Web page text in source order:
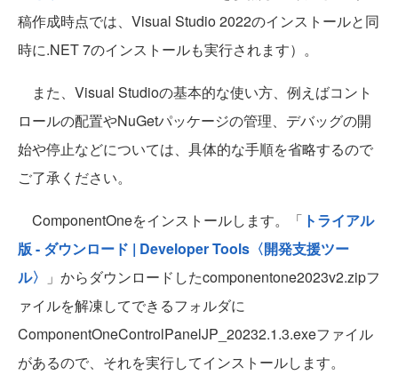
稿作成時点では、Visual Studio 2022のインストールと同
時に.NET 7のインストールも実行されます）。
また、Visual Studioの基本的な使い方、例えばコント
ロールの配置やNuGetパッケージの管理、デバッグの開
始や停止などについては、具体的な手順を省略するので
ご了承ください。
ComponentOneをインストールします。「 トライアル
版 - ダウンロード | Developer Tools〈開発支援ツー
ル〉
」からダウンロードしたcomponentone2023v2.zipフ
ァイルを解凍してできるフォルダに
ComponentOneControlPanelJP_20232.1.3.exeファイル
があるので、それを実行してインストールします。